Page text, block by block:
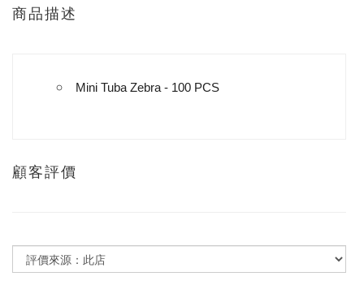
商品描述
Mini Tuba Zebra - 100 PCS
顧客評價